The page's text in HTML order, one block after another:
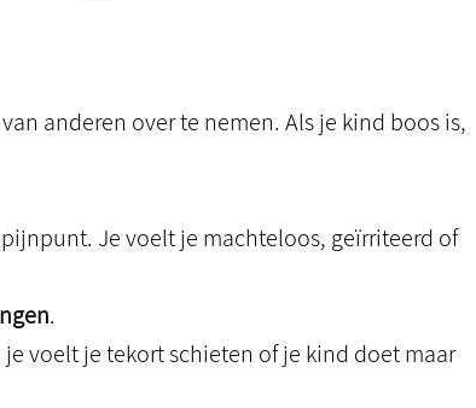
anderen over te nemen. Als je kind boos is,
Je voelt je machteloos, geïrriteerd of
.
voelt je tekort schieten of je kind doet maar